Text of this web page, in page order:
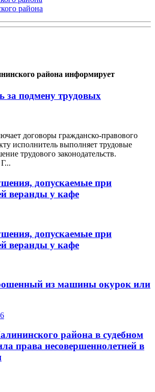
района информирует
за подмену трудовых
договоры гражданско-правового
исполнитель выполняет трудовые
трудового законодательств.
допускаемые при
веранды у кафе
допускаемые при
веранды у кафе
из машины окурок или
района в судебном
права несовершеннолетней в